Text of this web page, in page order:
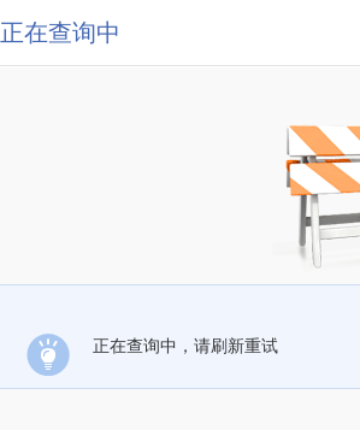
正在查询中
正在查询中，请刷新重试